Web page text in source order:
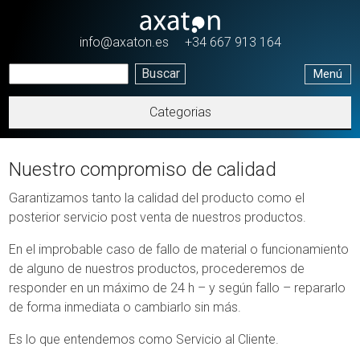
info@axaton.es +34 667 913 164
Menú
Categorias
Nuestro compromiso de calidad
Garantizamos tanto la calidad del producto como el
posterior servicio post venta de nuestros productos.
En el improbable caso de fallo de material o funcionamiento
de alguno de nuestros productos, procederemos de
responder en un máximo de 24 h – y según fallo – repararlo
de forma inmediata o cambiarlo sin más.
Es lo que entendemos como Servicio al Cliente.